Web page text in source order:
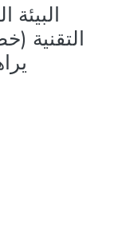
التقنية